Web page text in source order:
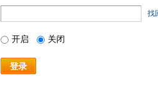
找
开启 关闭
登录